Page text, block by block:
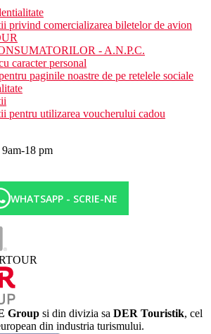
cost
(necesită rezervare)
pe plajă
pentru copii
principal: 07.30–10.00 mic dejun tip bufet,
mic dejun tip bufet târziu, 12.30–14.30 prânz
cina bufet, 23.30–01.00 gustări de
ceai și băuturi nealcoolice servite la prânz și
răcoritoare, bere, vin și băuturi alcoolice
și produse local, îmbuteliate)
10.00-00.00 băuturi alcoolice fără alcool și
privind comercializarea biletelor de avion
- A.N.P.C.
caracter personal
paginile noastre de pe retelele sociale
pentru utilizarea voucherului cadou
18 pm
WHATSAPP - SCRIE-NE
Group si din divizia sa DER Touristik, cel
din industria turismului.